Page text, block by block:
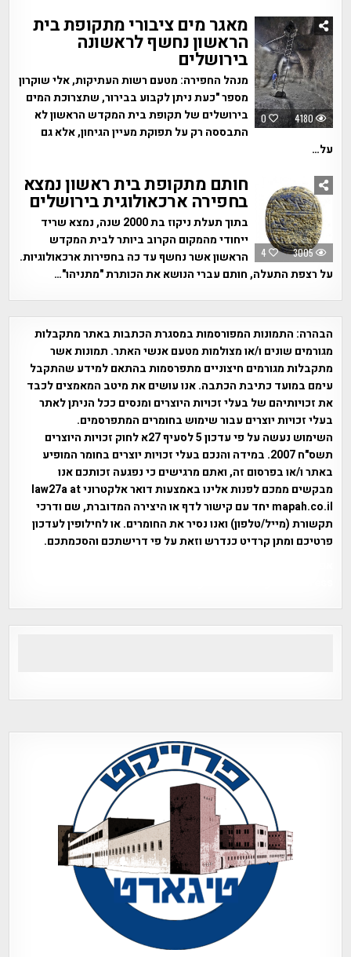
0 4180
מאגר מים ציבורי מתקופת בית
הראשון נחשף לראשונה
בירושלים
מנהל החפירה: מטעם רשות העתיקות, אלי שוקרון
מספר "כעת ניתן לקבוע בבירור, שתצרוכת המים
בירושלים של תקופת בית המקדש הראשון לא
התבססה רק על תפוקת מעיין הגיחון, אלא גם
על…
4 3005
חותם מתקופת בית ראשון נמצא
בחפירה ארכאולוגית בירושלים
בתוך תעלת ניקוז בת 2000 שנה, נמצא שריד
ייחודי מהמקום הקרוב ביותר לבית המקדש
הראשון אשר נחשף עד כה בחפירות ארכאולוגיות.
על רצפת התעלה, חותם עברי הנושא את הכותרת "מתניהו"…
הבהרה: התמונות המפורסמות במסגרת הכתבות באתר מתקבלות
מגורמים שונים ו/או מצולמות מטעם אנשי האתר. תמונות אשר
מתקבלות מגורמים חיצוניים מתפרסמות בהתאם למידע שהתקבל
עימם במועד כתיבת הכתבה. אנו עושים את מיטב המאמצים לכבד
את זכויותיהם של בעלי זכויות היוצרים ומנסים ככל הניתן לאתר
בעלי זכויות יוצרים עבור שימוש בחומרים המתפרסמים.
השימוש נעשה על פי עדכון 5 לסעיף 27א לחוק זכויות היוצרים
תשס"ח 2007. במידה והנכם בעלי זכויות יוצרים בחומר המופיע
באתר ו/או בפרסום זה, ואתם מרגישים כי נפגעה זכותכם אנו
מבקשים ממכם לפנות אלינו באמצעות דואר אלקטרוני law27a at
mapah.co.il יחד עם קישור לדף או היצירה המדוברת, שם ודרכי
תקשורת (מייל/טלפון) ואנו נסיר את החומרים. או לחילופין לעדכון
פרטיכם ומתן קרדיט כנדרש וזאת על פי דרישתכם והסכמתכם.